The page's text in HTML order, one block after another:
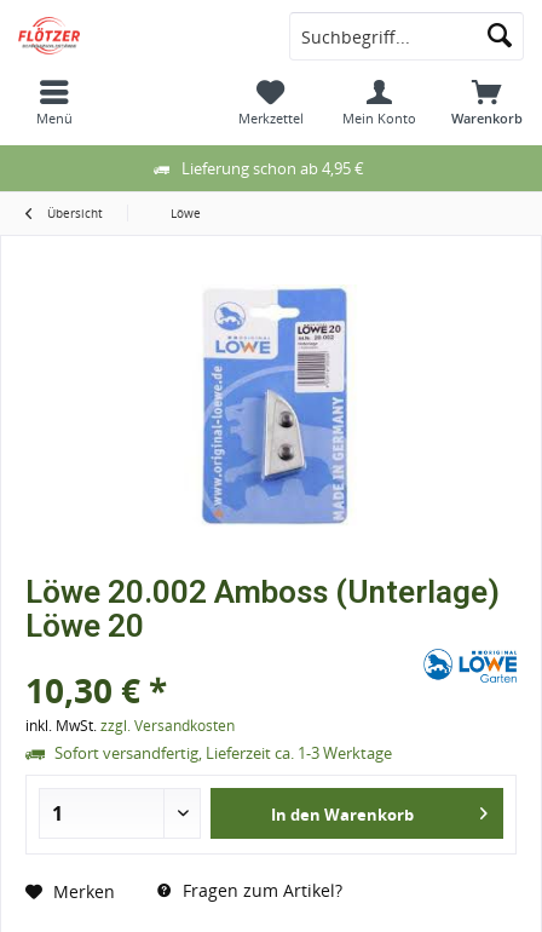
Menü Warenkorb
Merkzettel Mein Konto
Lieferung schon ab 4,95 €
Übersicht Löwe
Löwe 20.002 Amboss (Unterlage)
Löwe 20
10,30 € *
inkl. MwSt.zzgl. Versandkosten
Sofort versandfertig, Lieferzeit ca. 1-3 Werktage
In den Warenkorb
Merken Fragen zum Artikel?